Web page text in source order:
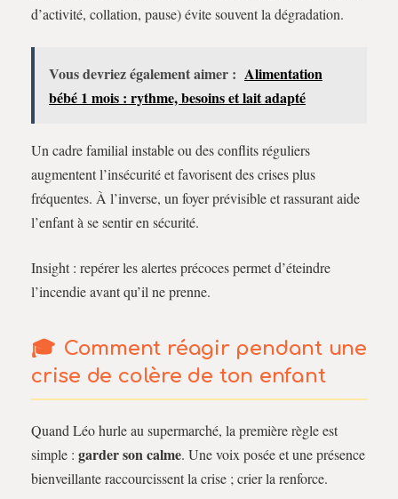
d’activité, collation, pause) évite souvent la dégradation.
Vous devriez également aimer : Alimentation
bébé 1 mois : rythme, besoins et lait adapté
Un cadre familial instable ou des conflits réguliers
augmentent l’insécurité et favorisent des crises plus
fréquentes. À l’inverse, un foyer prévisible et rassurant aide
l’enfant à se sentir en sécurité.
Insight : repérer les alertes précoces permet d’éteindre
l’incendie avant qu’il ne prenne.
Comment réagir pendant une
crise de colère de ton enfant
Quand Léo hurle au supermarché, la première règle est
simple : garder son calme. Une voix posée et une présence
bienveillante raccourcissent la crise ; crier la renforce.